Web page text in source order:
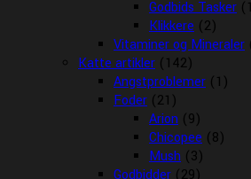
Godbids Tasker
Klikkere (2)
Vitaminer og Mineraler
Katte artikler (142)
Angstproblemer (1)
Foder (21)
Arion (9)
Chicopee (8)
Mush (3)
Godbidder (29)